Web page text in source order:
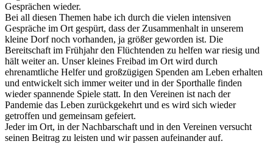
Gesprächen wieder.
Bei all diesen Themen habe ich durch die vielen intensiven
Gespräche im Ort gespürt, dass der Zusammenhalt in unserem
kleine Dorf noch vorhanden, ja größer geworden ist. Die
Bereitschaft im Frühjahr den Flüchtenden zu helfen war riesig und
hält weiter an. Unser kleines Freibad im Ort wird durch
ehrenamtliche Helfer und großzügigen Spenden am Leben erhalten
und entwickelt sich immer weiter und in der Sporthalle finden
wieder spannende Spiele statt. In den Vereinen ist nach der
Pandemie das Leben zurückgekehrt und es wird sich wieder
getroffen und gemeinsam gefeiert.
Jeder im Ort, in der Nachbarschaft und in den Vereinen versucht
seinen Beitrag zu leisten und wir passen aufeinander auf.